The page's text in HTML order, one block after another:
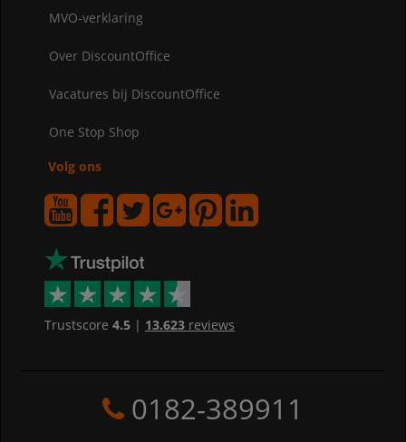
MVO-verklaring
Over DiscountOffice
Vacatures bij DiscountOffice
One Stop Shop
Volg ons
Trustscore 4.5| 13.623reviews
0182-389911